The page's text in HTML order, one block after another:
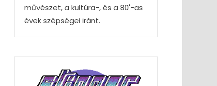
művészet, a kultúra-, és a 80'-as
évek szépségei iránt.